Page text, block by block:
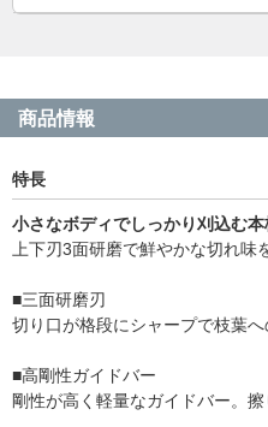
商品情報
特長
小さなボディでしっかり刈込む
上下刃3面研磨で鮮やかな切れ味
■三面研磨刃
切り口が格段にシャープで枝葉へ
■高剛性ガイドバー
剛性が高く軽量なガイドバー。擦